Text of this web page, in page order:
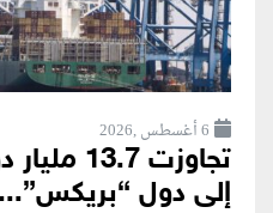
6 أغسطس ,2026
تجاوزت
إلى دول “بريكس”...